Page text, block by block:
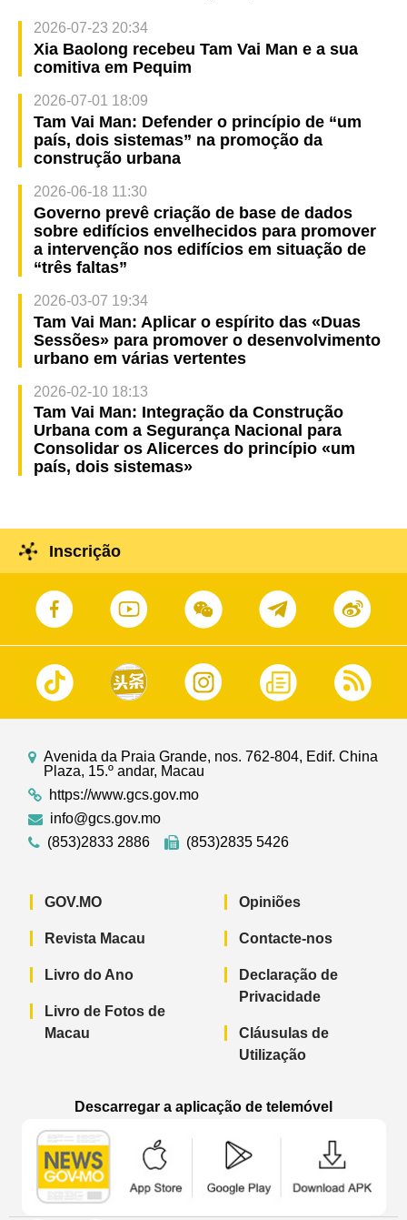
2026-07-23 20:34
Xia Baolong recebeu Tam Vai Man e a sua
comitiva em Pequim
2026-07-01 18:09
Tam Vai Man: Defender o princípio de “um
país, dois sistemas” na promoção da
construção urbana
2026-06-18 11:30
Governo prevê criação de base de dados
sobre edifícios envelhecidos para promover
a intervenção nos edifícios em situação de
“três faltas”
2026-03-07 19:34
Tam Vai Man: Aplicar o espírito das «Duas
Sessões» para promover o desenvolvimento
urbano em várias vertentes
2026-02-10 18:13
Tam Vai Man: Integração da Construção
Urbana com a Segurança Nacional para
Consolidar os Alicerces do princípio «um
país, dois sistemas»
Inscrição
Avenida da Praia Grande, nos. 762-804, Edif. China
Plaza, 15.º andar, Macau
https://www.gcs.gov.mo
info@gcs.gov.mo
(853)2833 2886
(853)2835 5426
GOV.MO
Revista Macau
Livro do Ano
Livro de Fotos de
Macau
Opiniões
Contacte-nos
Declaração de
Privacidade
Cláusulas de
Utilização
Descarregar a aplicação de telemóvel